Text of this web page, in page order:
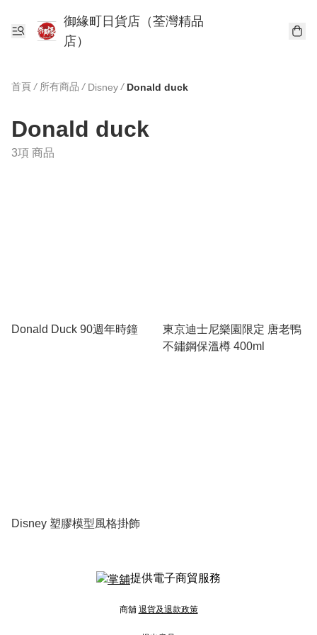
御緣町日貨店（荃灣精品
店）
首頁 / 所有商品 / Disney / Donald duck
Donald duck
3項 商品
Donald Duck 90週年時鐘
東京迪士尼樂園限定 唐老鴨
不鏽鋼保溫樽 400ml
Disney 塑膠模型風格掛飾
提供電子商貿服務
商舖 退貨及退款政策